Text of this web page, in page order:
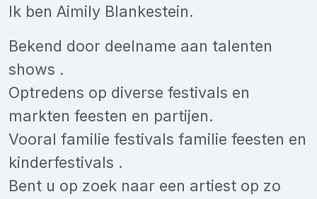
Ik ben Aimily Blankestein.
Bekend door deelname aan talenten
shows .
Optredens op diverse festivals en
markten feesten en partijen.
Vooral familie festivals familie feesten en
kinderfestivals .
Bent u op zoek naar een artiest op zo